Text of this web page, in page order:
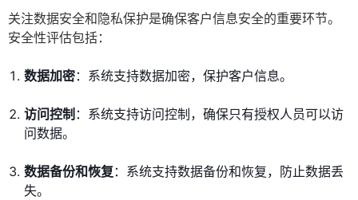
关注数据安全和隐私保护是确保客户信息安全的重要环节。
安全性评估包括：
数据加密：系统支持数据加密，保护客户信息。
访问控制 ：系统支持访问控制，确保只有授权人员可以访
问数据。
数据备份和恢复 ：系统支持数据备份和恢复，防止数据丢
失。